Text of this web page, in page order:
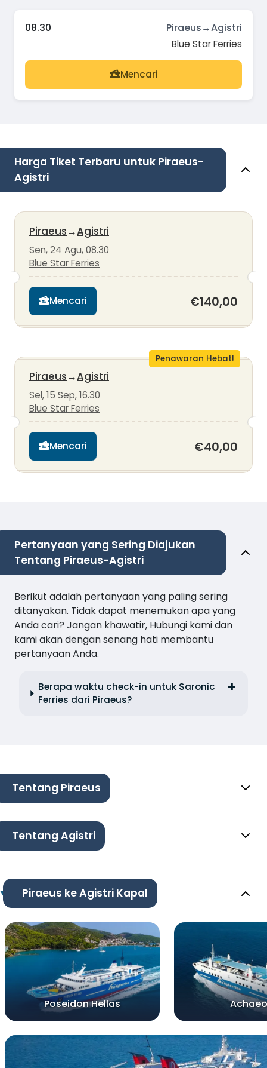
08.30 Piraeus→Agistri
Blue Star Ferries
Mencari
Harga Tiket Terbaru untuk Piraeus-
Agistri
Piraeus→Agistri
Sen, 24 Agu, 08.30
Blue Star Ferries
Mencari €140,00
Penawaran Hebat!
Piraeus→Agistri
Sel, 15 Sep, 16.30
Blue Star Ferries
Mencari €40,00
Pertanyaan yang Sering Diajukan
Tentang Piraeus-Agistri
Berikut adalah pertanyaan yang paling sering
ditanyakan. Tidak dapat menemukan apa yang
Anda cari? Jangan khawatir, Hubungi kami dan
kami akan dengan senang hati membantu
pertanyaan Anda.
Berapa waktu check-in untuk Saronic
Ferries dari Piraeus?
Tentang Piraeus
Tentang Agistri
Piraeus ke Agistri Kapal
Poseidon Hellas